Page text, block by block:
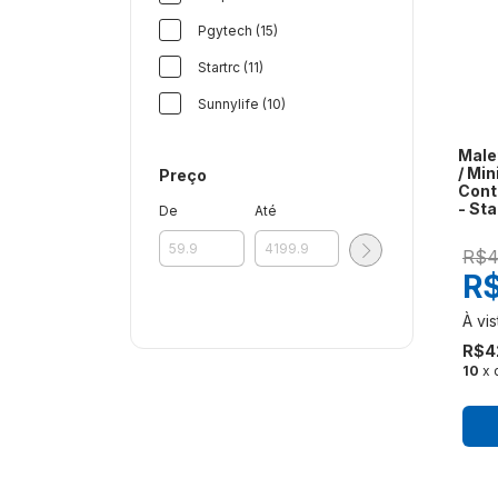
Pgytech (15)
Startrc (11)
Sunnylife (10)
Preço
De Até
/
-
10 x